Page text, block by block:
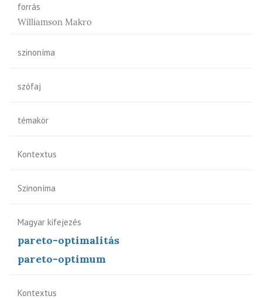
forrás
Williamson Makro
szinoníma
szófaj
témakör
Kontextus
Szinoníma
Magyar kifejezés
pareto-optimalitás
pareto-optimum
Kontextus